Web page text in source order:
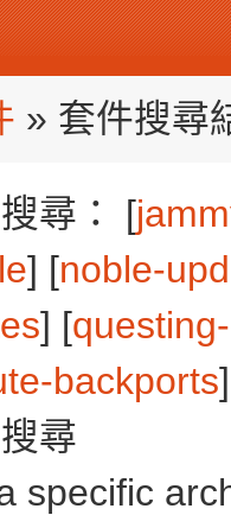
» 套件搜尋
尋： [
] [noble-
] [
backports
尋
specific